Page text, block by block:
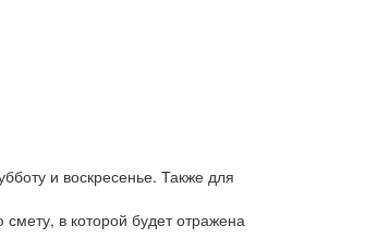
и воскресенье. Также для
в которой будет отражена